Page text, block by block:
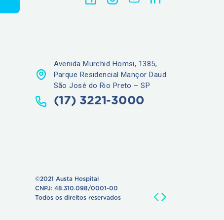
Avenida Murchid Homsi, 1385,
Parque Residencial Mançor Daud
São José do Rio Preto – SP
(17) 3221-3000
©2021 Austa Hospital
CNPJ: 48.310.098/0001-00
Todos os direitos reservados